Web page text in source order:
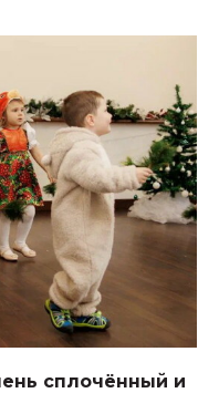
сплочённый и